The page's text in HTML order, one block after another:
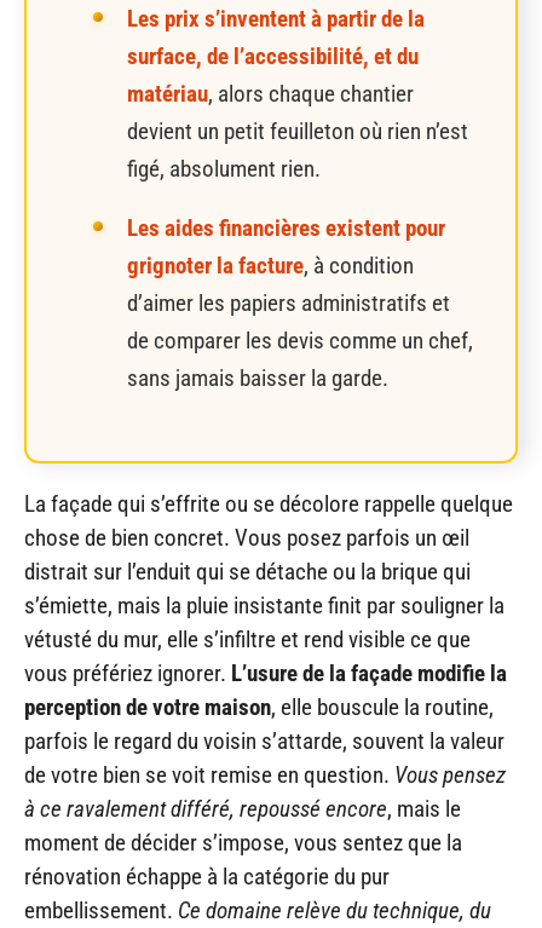
Les prix s’inventent à partir de la
surface, de l’accessibilité, et du
matériau, alors chaque chantier
devient un petit feuilleton où rien n’est
figé, absolument rien.
Les aides financières existent pour
grignoter la facture, à condition
d’aimer les papiers administratifs et
de comparer les devis comme un chef,
sans jamais baisser la garde.
La façade qui s’effrite ou se décolore rappelle quelque
chose de bien concret. Vous posez parfois un œil
distrait sur l’enduit qui se détache ou la brique qui
s’émiette, mais la pluie insistante finit par souligner la
vétusté du mur, elle s’infiltre et rend visible ce que
vous préfériez ignorer. L’usure de la façade modifie la
perception de votre maison, elle bouscule la routine,
parfois le regard du voisin s’attarde, souvent la valeur
de votre bien se voit remise en question. Vous pensez
à ce ravalement différé, repoussé encore, mais le
moment de décider s’impose, vous sentez que la
rénovation échappe à la catégorie du pur
embellissement. Ce domaine relève du technique, du